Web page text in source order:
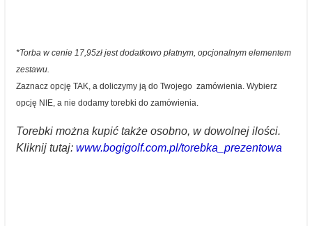
*Torba w cenie 17,95zł jest dodatkowo płatnym, opcjonalnym elementem
zestawu.
Zaznacz opcję TAK, a doliczymy ją do Twojego zamówienia. Wybierz
opcję NIE, a nie dodamy torebki do zamówienia.
Torebki można kupić także osobno, w dowolnej ilości.
Kliknij tutaj: www.bogigolf.com.pl/torebka_prezentowa